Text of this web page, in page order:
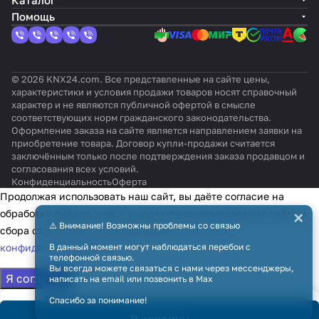
й
ь
Помощь
© 2026 KNX24.com. Все представленные на сайте цены,
характеристики и условия продажи товаров носят справочный
характер и не являются публичной офертой в смысле
соответствующих норм гражданского законодательства.
Оформление заказа на сайте является направлением заявки на
приобретение товара. Договор купли-продажи считается
заключённым только после подтверждения заказа продавцом и
согласования всех условий.
КонфиденциальностьОферта
⚠️ Внимание! Возможны проблемы со связью
В данный момент могут наблюдаться перебои с
телефонной связью.
Вы всегда можете связаться с нами через мессенджеры,
написать на email или позвонить в Max
Спасибо за понимание!
×
Продолжая использовать наш сайт, вы даёте согласие на
обработку файлов cookie в целях функционирования сайта и
сбора статистики в соответствии сполитикой
конфиденциальности
Я согласен